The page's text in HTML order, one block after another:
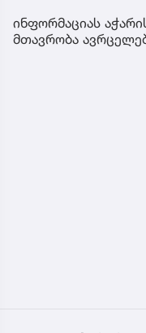
ინფორმაციას
მთავრობა